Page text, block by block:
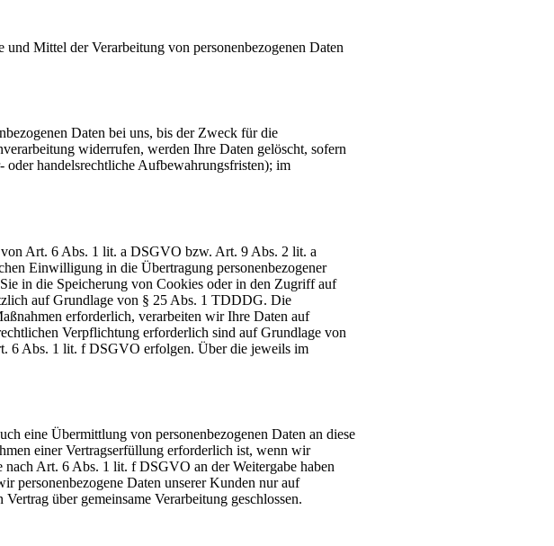
Mittel der Verarbeitung von personenbezogenen Daten
Daten bei uns, bis der Zweck für die
widerrufen, werden Ihre Daten gelöscht, sofern
oder handelsrechtliche Aufbewahrungsfristen); im
Art. 6 Abs. 1 lit. a DSGVO bzw. Art. 9 Abs. 2 lit. a
Einwilligung in die Übertragung personenbezogener
in die Speicherung von Cookies oder in den Zugriff auf
auf Grundlage von § 25 Abs. 1 TDDDG. Die
erforderlich, verarbeiten wir Ihre Daten auf
Verpflichtung erforderlich sind auf Grundlage von
6 Abs. 1 lit. f DSGVO erfolgen. Über die jeweils im
eine Übermittlung von personenbezogenen Daten an diese
einer Vertragserfüllung erforderlich ist, wenn wir
nach Art. 6 Abs. 1 lit. f DSGVO an der Weitergabe haben
personenbezogene Daten unserer Kunden nur auf
über gemeinsame Verarbeitung geschlossen.